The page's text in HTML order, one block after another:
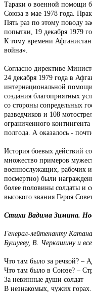
Тараки о военной помощи
Союза в мае 1978 года.
Пять раз по этому поводу
попытки, 19 декабря 1979
К тому времени Афганистан
война».
Согласно директиве
24 декабря 1979 года в
интернациональной
создания благоприятных
со стороны сопредельных
разведчиков и 108
ограниченного
полгода. А оказалось -
История боевых действий
множество примеров
военнослужащих, рабочих
посмертно) были
более половины солдаты и
высокого звания Героя
Стихи Вадима Зимина.
Генерал-лейтенанту
Бушуеву, В. Черкашину и
Что там было за речкой? –
Что там было в Союзе? –
За невинные души солдат
В незнакомых, чужих горах.